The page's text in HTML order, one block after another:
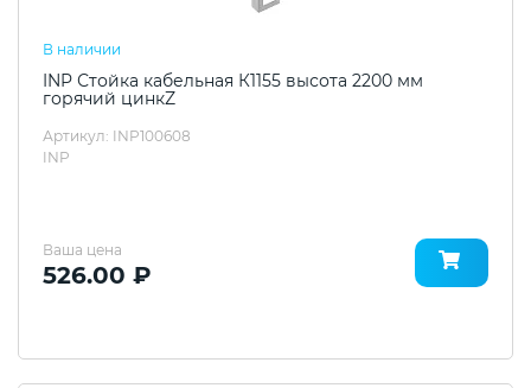
В наличии
INP Стойка кабельная К1155 высота 2200 мм
горячий цинкZ
Артикул: INP100608
INP
Ваша цена
526.00 ₽